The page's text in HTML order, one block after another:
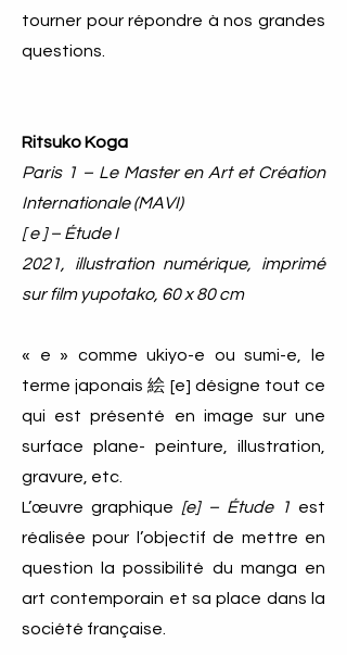
tourner pour répondre à nos grandes
questions.
Ritsuko Koga
Paris 1 – Le Master en Art et Création
Internationale (MAVI)
[ e ] – Étude I
2021, illustration numérique, imprimé
sur film yupotako, 60 x 80 cm
« e » comme ukiyo-e ou sumi-e, le
terme japonais 絵 [e] désigne tout ce
qui est présenté en image sur une
surface plane- peinture, illustration,
gravure, etc.
L’œuvre graphique [e] – Étude 1est
réalisée pour l’objectif de mettre en
question la possibilité du manga en
art contemporain et sa place dans la
société française.